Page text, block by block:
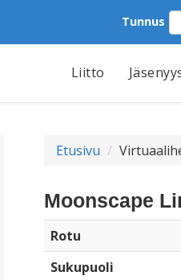
Tunnus
Liitto
Etusivu
Moonscape
Rotu
Sukupuoli